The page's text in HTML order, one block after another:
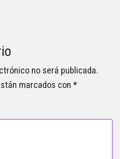
no será publicada.
marcados con *